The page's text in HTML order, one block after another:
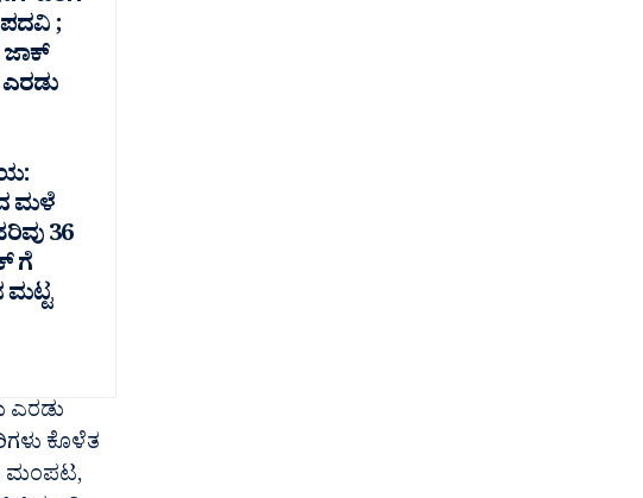
ಪದವಿ ;
ಮಳೆ
36
ಗೆ
ಮಟ್ಟ
ಎರಡು
ಕೊಳೆತ
ಮಂಪಟ,